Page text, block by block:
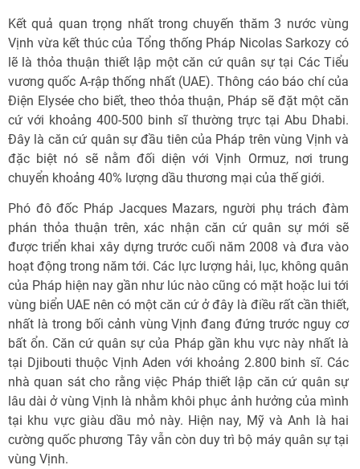
Kết quả quan trọng nhất trong chuyến thăm 3 nước vùng
Vịnh vừa kết thúc của Tổng thống Pháp Nicolas Sarkozy có
lẽ là thỏa thuận thiết lập một căn cứ quân sự tại Các Tiểu
vương quốc A-rập thống nhất (UAE). Thông cáo báo chí của
Điện Elysée cho biết, theo thỏa thuận, Pháp sẽ đặt một căn
cứ với khoảng 400-500 binh sĩ thường trực tại Abu Dhabi.
Đây là căn cứ quân sự đầu tiên của Pháp trên vùng Vịnh và
đặc biệt nó sẽ nằm đối diện với Vịnh Ormuz, nơi trung
chuyển khoảng 40% lượng dầu thương mại của thế giới.
Phó đô đốc Pháp Jacques Mazars, người phụ trách đàm
phán thỏa thuận trên, xác nhận căn cứ quân sự mới sẽ
được triển khai xây dựng trước cuối năm 2008 và đưa vào
hoạt động trong năm tới. Các lực lượng hải, lục, không quân
của Pháp hiện nay gần như lúc nào cũng có mặt hoặc lui tới
vùng biển UAE nên có một căn cứ ở đây là điều rất cần thiết,
nhất là trong bối cảnh vùng Vịnh đang đứng trước nguy cơ
bất ổn. Căn cứ quân sự của Pháp gần khu vực này nhất là
tại Djibouti thuộc Vịnh Aden với khoảng 2.800 binh sĩ. Các
nhà quan sát cho rằng việc Pháp thiết lập căn cứ quân sự
lâu dài ở vùng Vịnh là nhằm khôi phục ảnh hưởng của mình
tại khu vực giàu dầu mỏ này. Hiện nay, Mỹ và Anh là hai
cường quốc phương Tây vẫn còn duy trì bộ máy quân sự tại
vùng Vịnh.